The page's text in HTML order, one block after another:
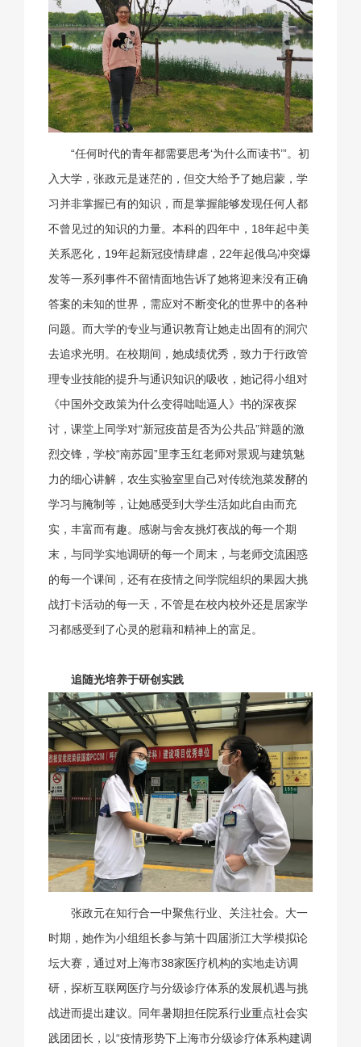
“任何时代的青年都需要思考‘为什么而读书’”。初
入大学，张政元是迷茫的，但交大给予了她启蒙，学
习并非掌握已有的知识，而是掌握能够发现任何人都
不曾见过的知识的力量。本科的四年中，18年起中美
关系恶化，19年起新冠疫情肆虐，22年起俄乌冲突爆
发等一系列事件不留情面地告诉了她将迎来没有正确
答案的未知的世界，需应对不断变化的世界中的各种
问题。而大学的专业与通识教育让她走出固有的洞穴
去追求光明。在校期间，她成绩优秀，致力于行政管
理专业技能的提升与通识知识的吸收，她记得小组对
《中国外交政策为什么变得咄咄逼人》书的深夜探
讨，课堂上同学对“新冠疫苗是否为公共品”辩题的激
烈交锋，学校“南苏园”里李玉红老师对景观与建筑魅
力的细心讲解，农生实验室里自己对传统泡菜发酵的
学习与腌制等，让她感受到大学生活如此自由而充
实，丰富而有趣。感谢与舍友挑灯夜战的每一个期
末，与同学实地调研的每一个周末，与老师交流困惑
的每一个课间，还有在疫情之间学院组织的果园大挑
战打卡活动的每一天，不管是在校内校外还是居家学
习都感受到了心灵的慰藉和精神上的富足。
追随光培养于研创实践
张政元在知行合一中聚焦行业、关注社会。大一
时期，她作为小组组长参与第十四届浙江大学模拟论
坛大赛，通过对上海市38家医疗机构的实地走访调
研，探析互联网医疗与分级诊疗体系的发展机遇与挑
战进而提出建议。同年暑期担任院系行业重点社会实
践团团长，以“疫情形势下上海市分级诊疗体系构建调